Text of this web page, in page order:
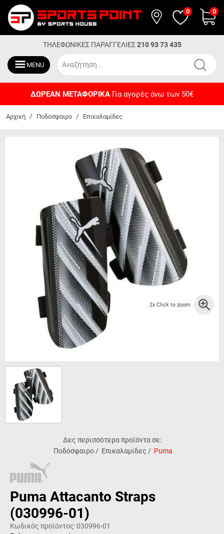
0 0
ΤΗΛΕΦΩΝΙΚΕΣ ΠΑΡΑΓΓΕΛΙΕΣ 210 93 73 435
MENU
ΔΩΡΕΑΝ ΜΕΤΑΦΟΡΙΚΑ Για αγορές άνω των 50€
Αρχική / Ποδόσφαιρο / Επικαλαμίδες
2x Click to zoom
Δες περισσότερα προϊόντα σε:
Ποδόσφαιρο/ Επικαλαμίδες / Puma
Puma Attacanto Straps
(030996-01)
Κωδικός προϊόντος:030996-01